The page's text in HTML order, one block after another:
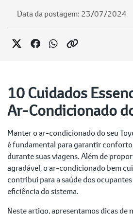
Data da postagem: 23/07/2024
10 Cuidados
Ar-Condicionado
Manter o ar-condicionado do seu
é fundamental para garantir
durante suas viagens. Além de
agradável, o ar-condicionado bem
contribui para a saúde dos
eficiência do sistema.
Neste artigo, apresentamos dicas de